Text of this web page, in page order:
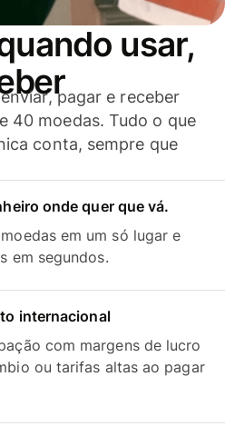
usar,
pagar e receber
40 moedas. Tudo o que
conta, sempre que
onde quer que vá.
em um só lugar e
em segundos.
internacional
com margens de lucro
ou tarifas altas ao pagar